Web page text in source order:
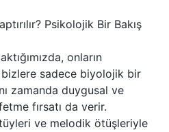
Psikolojik Bir Bakış
onların
bizlere sadece biyolojik bir
zamanda duygusal ve
fırsatı da verir.
ve melodik ötüşleriyle